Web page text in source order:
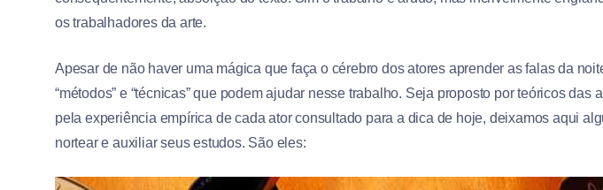
os trabalhadores da arte.
Apesar de não haver uma mágica que faça o cérebro dos atores aprender as falas da
“métodos” e “técnicas” que podem ajudar nesse trabalho. Seja proposto por teóricos das
pela experiência empírica de cada ator consultado para a dica de hoje, deixamos aqui
nortear e auxiliar seus estudos. São eles: